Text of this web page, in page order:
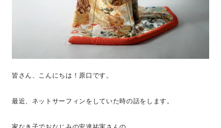
皆さん、こんにちは！原口です。
最近、ネットサーフィンをしていた時の話をします。
家なき子でおなじみの安達祐実さんの